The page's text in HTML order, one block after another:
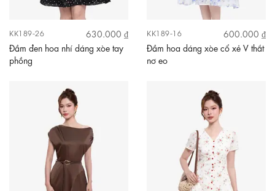
KK189-26
630.000 ₫
Đầm đen hoa nhí dáng xòe tay
phồng
KK189-16
600.000 ₫
Đầm hoa dáng xòe cổ xẻ V thắt
nơ eo